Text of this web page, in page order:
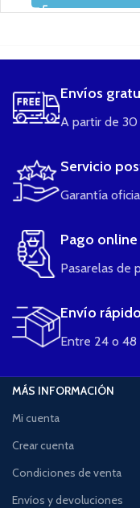
Envíos
A partir de 30
Servicio
Garantía
Pago online
Pasarelas de
Envío rápido
Entre 24 o 48
MÁS INFORMACIÓN
Mi cuenta
Crear cuenta
Condiciones de venta
Envíos y devoluciones